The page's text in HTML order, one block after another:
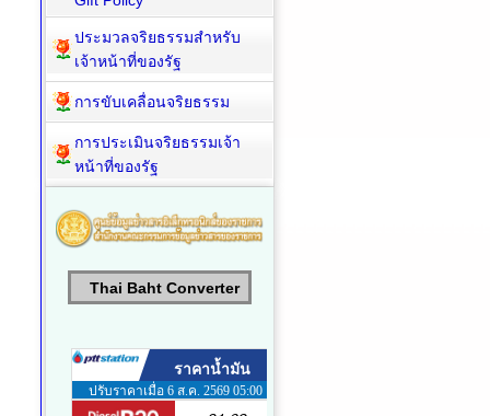
ประมวลจริยธรรมสำหรับ
เจ้าหน้าที่ของรัฐ
การขับเคลื่อนจริยธรรม
การประเมินจริยธรรมเจ้า
หน้าที่ของรัฐ
Thai Baht Converter